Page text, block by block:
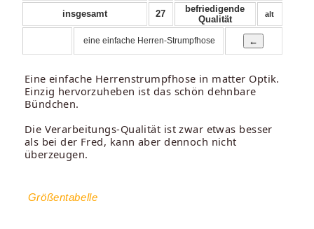
insgesamt 27
befriedigende
Qualität
alt
eine einfache Herren-Strumpfhose
Eine einfache Herrenstrumpfhose in matter Optik.
Einzig hervorzuheben ist das schön dehnbare
Bündchen.
Die Verarbeitungs-Qualität ist zwar etwas besser
als bei der Fred, kann aber dennoch nicht
überzeugen.
Größentabelle